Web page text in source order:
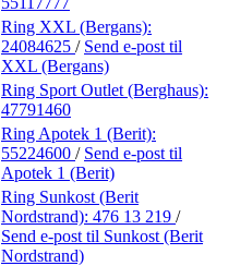
Ring XXL (Bergans):
24084625 / Send e-post til
XXL (Bergans)
Ring Sport Outlet (Berghaus):
47791460
Ring Apotek 1 (Berit):
55224600 / Send e-post til
Apotek 1 (Berit)
Ring Sunkost (Berit
Nordstrand): 476 13 219 /
Send e-post til Sunkost (Berit
Nordstrand)